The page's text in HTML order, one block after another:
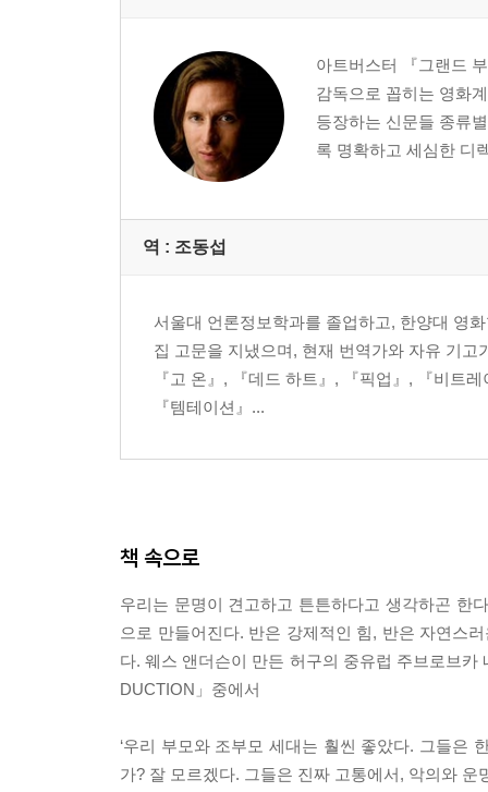
아트버스터 『그랜드
감독으로 꼽히는 영화
등장하는 신문들 종류
록 명확하고 세심한 디
역 : 조동섭
서울대 언론정보학과를 졸업하고, 한양대 영
집 고문을 지냈으며, 현재 번역가와 자유 기
『고 온』, 『데드 하트』, 『픽업』, 『비트
『템테이션』...
책 속으로
우리는 문명이 견고하고 튼튼하다고 생각하곤 한
으로 만들어진다. 반은 강제적인 힘, 반은 자연스
다. 웨스 앤더슨이 만든 허구의 중유럽 주브로브
DUCTION」중에서
‘우리 부모와 조부모 세대는 훨씬 좋았다. 그들은
가? 잘 모르겠다. 그들은 진짜 고통에서, 악의와